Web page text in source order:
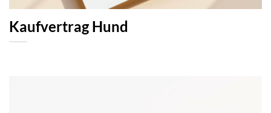
Kaufvertrag Hund